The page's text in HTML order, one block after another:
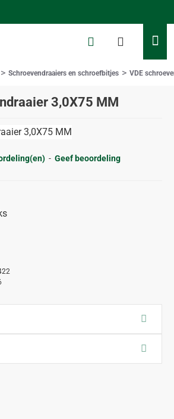
3,0X75 MM
Schroevendraaiers en schroefbitjes VDE
- Geef beoordeling